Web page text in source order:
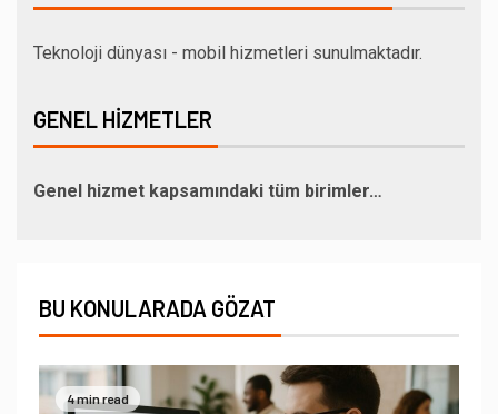
Teknoloji dünyası - mobil hizmetleri sunulmaktadır.
GENEL HIZMETLER
Genel hizmet kapsamındaki tüm birimler…
BU KONULARADA GÖZAT
4 min read